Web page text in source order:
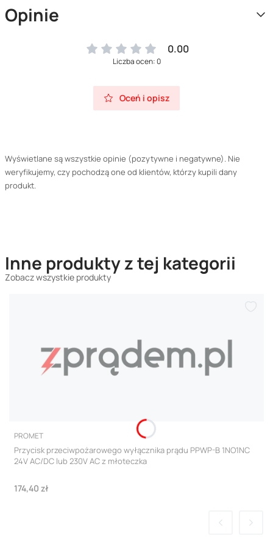
Opinie
0.00
Liczba ocen: 0
Oceń i opisz
Wyświetlane są wszystkie opinie (pozytywne i negatywne). Nie
weryfikujemy, czy pochodzą one od klientów, którzy kupili dany
produkt.
Inne produkty z tej kategorii
Zobacz wszystkie produkty
PRODUCENT
PROMET
Przycisk przeciwpożarowego wyłącznika prądu PPWP-B 1NO1NC
24V AC/DC lub 230V AC z młoteczka
Cena
174,40 zł